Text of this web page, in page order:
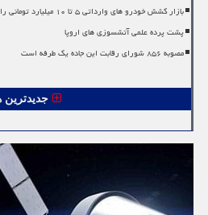
بازار کشش خودرو های وارداتی ۵ تا ۱۰ میلیارد تومانی را ندارد
پشت پرده علمی آتشسوزی های اروپا
مصوبه ۸۵۶ شورای رقابت این جاده یک طرفه است
جدیدترین